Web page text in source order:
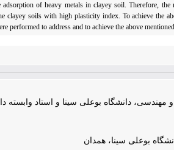
of heavy metals in clayey soil. Therefore,
soils with high plasticity index. To achieve the
performed to address and to achieve the above
مهندسی، دانشگاه بوعلی سینا و استاد
بوعلی سینا، همدان